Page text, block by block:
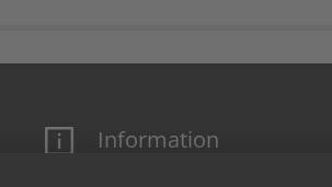
Information